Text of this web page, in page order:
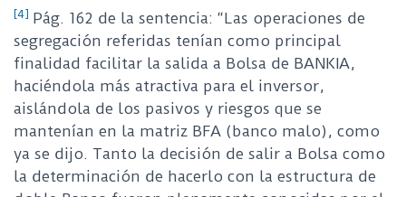
[4] Pág. 162 de la sentencia: “Las operaciones de
segregación referidas tenían como principal
finalidad facilitar la salida a Bolsa de BANKIA,
haciéndola más atractiva para el inversor,
aislándola de los pasivos y riesgos que se
mantenían en la matriz BFA (banco malo), como
ya se dijo. Tanto la decisión de salir a Bolsa como
la determinación de hacerlo con la estructura de